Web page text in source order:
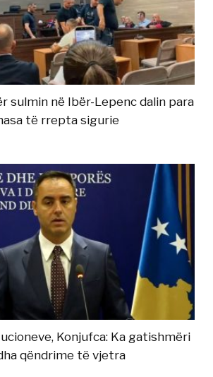
sulmin në Ibër-Lepenc dalin para
të rrepta sigurie
Konjufca: Ka gatishmëri
qëndrime të vjetra